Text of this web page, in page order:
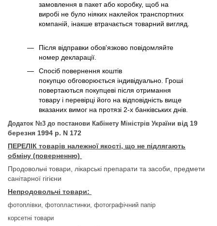
замовлення в пакет або коробку, щоб на
виробі не було ніяких наклейок транспортних
компаній, інакше втрачається товарний вигляд.
Після відправки обов'язково повідомляйте
номер декларації.
Спосіб повернення коштів
покупцю обговорюється індивідуально. Гроші
повертаються покупцеві після отримання
товару і перевірці його на відповідність вище
вказаних вимог на протязі 2-х банківських днів.
Додаток №3 до постанови Кабінету Міністрів України від 19
березня 1994 р. N 172
ПЕРЕЛІК товарів належної якості, що не підлягають
обміну (поверненню)
Продовольчі товари, лікарські препарати та засоби, предмети
санітарної гігієни
Непродовольчі товари:
фотоплівки, фотопластинки, фотографічний папір
корсетні товари